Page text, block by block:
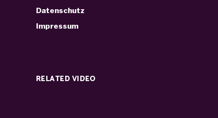
Datenschutz
Impressum
RELATED VIDEO